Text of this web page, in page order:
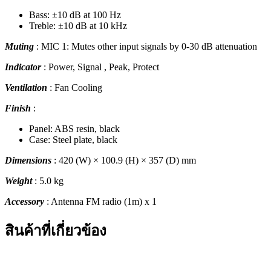
Bass: ±10 dB at 100 Hz
Treble: ±10 dB at 10 kHz
Muting : MIC 1: Mutes other input signals by 0-30 dB attenuation
Indicator: Power, Signal , Peak, Protect
Ventilation : Fan Cooling
Finish :
Panel: ABS resin, black
Case: Steel plate, black
Dimensions : 420 (W) × 100.9 (H) × 357 (D) mm
Weight: 5.0 kg
Accessory : Antenna FM radio (1m) x 1
สินค้าที่เกี่ยวข้อง